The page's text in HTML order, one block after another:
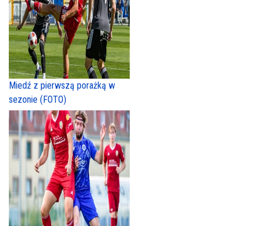
Miedź z pierwszą porażką w
sezonie (FOTO)